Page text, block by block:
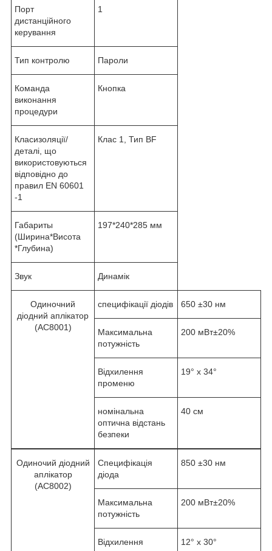
Порт
дистанційного
керування
1
Тип контролю Пароли
Команда
виконання
процедури
Кнопка
Класизоляції/
деталі, що
використовуються
відповідно до
правил EN 60601
-1
Клас 1, Тип BF
Габариты
(Ширина*Висота
*Глубина)
197*240*285 мм
Звук Динамік
Одиночний
діодний аплікатор
(AC8001)
специфікації діодів 650 ±30 нм
Максимальна
потужність
200 мВт±20%
Відхилення
променю
19° x 34°
номінальна
оптична відстань
безпеки
40 см
Одиночий діодний
аплікатор
(AC8002)
Специфікація
діода
850 ±30 нм
Максимальна
потужність
200 мВт±20%
Відхилення
12° x 30°